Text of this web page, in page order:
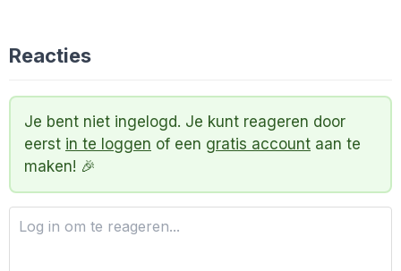
Reacties
Je bent niet ingelogd. Je kunt reageren door
eerst in te loggen of een gratis account aan te
maken! 🎉